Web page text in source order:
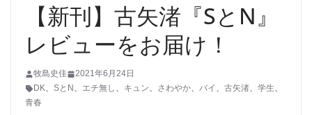
【新刊】古矢渚『SとN』
レビューをお届け！
牧島史佳
2021年6月24日
DK、 SとN 、 エチ無し 、 キュン、 さわやか、 バイ 、 古矢渚、 学生、
青春